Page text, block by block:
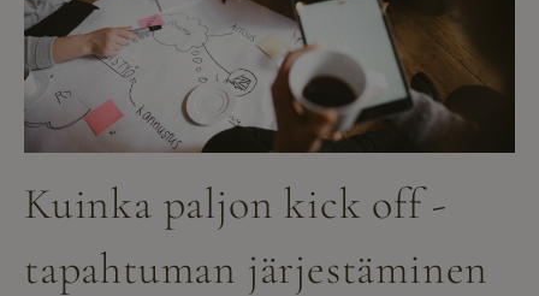
Kuinka paljon kick off -
tapahtuman järjestäminen